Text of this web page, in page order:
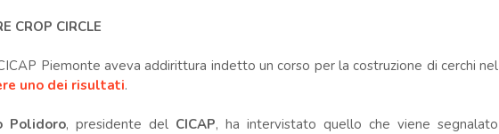
CROP CIRCLE
Piemonte aveva addirittura indetto un corso per la costruzione di cerchi nel
uno dei risultati.
Polidoro, presidente del CICAP, ha intervistato quello che viene segnalato